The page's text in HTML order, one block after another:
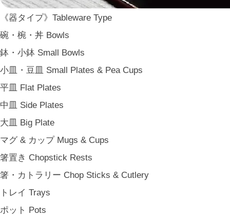
《器タイプ》Tableware Type
碗・椀・丼 Bowls
鉢・小鉢 Small Bowls
小皿・豆皿 Small Plates & Pea Cups
平皿 Flat Plates
中皿 Side Plates
大皿 Big Plate
マグ & カップ Mugs & Cups
箸置き Chopstick Rests
箸・カトラリー Chop Sticks & Cutlery
トレイ Trays
ポット Pots
WASARA
一果ニ花 icca nicca
そのほか e.t.c
《食卓》Dining
パーティー Party
《台所》Kitchen